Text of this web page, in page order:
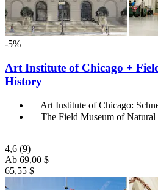
-5%
Art Institute of Chicago +
History
Art Institute of Chicago:
The Field Museum of
4,6 (9)
Ab 69,00 $
65,55 $